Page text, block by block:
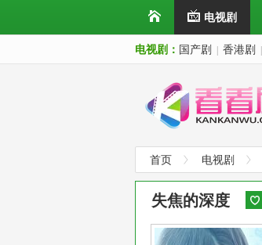
电视剧
电视剧： 国产剧 香港剧
首页 电视剧
失焦的深度